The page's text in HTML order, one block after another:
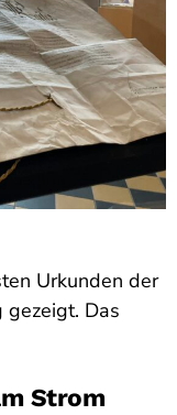
Urkunden der
Das
Strom